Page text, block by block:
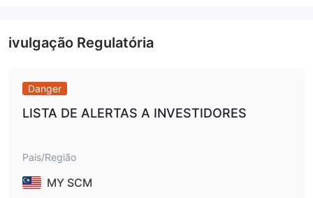
ivulgação Regulatória
Danger
LISTA DE ALERTAS A INVESTIDORES
Pais/Região
MY SCM